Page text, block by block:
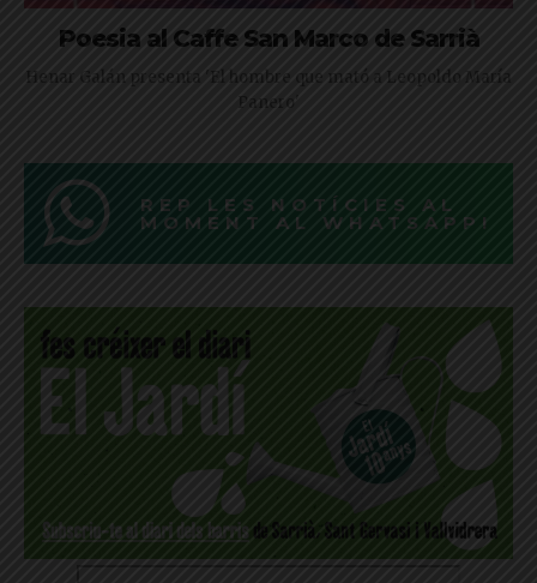
Poesia al Caffe San Marco de Sarrià
Henar Galán presenta 'El hombre que mató a Leopoldo María
Panero'
REP LES NOTÍCIES AL
MOMENT AL WHATSAPP!